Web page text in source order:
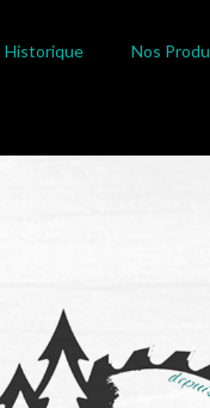
Historique Nos